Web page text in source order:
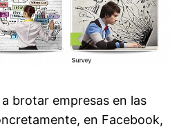
brotar empresas en las
en Facebook,